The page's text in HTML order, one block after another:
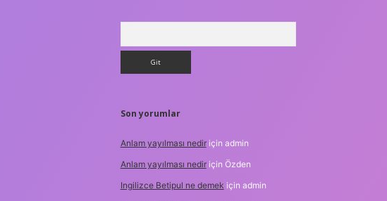
Son yorumlar
Anlam yayılması nediriçin admin
Anlam yayılması nediriçin Özden
Ingilizce Betipul ne demek için admin